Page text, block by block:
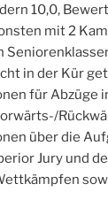
10,0,
mit 2
in der Kür
für Abzüge
über die
Jury und